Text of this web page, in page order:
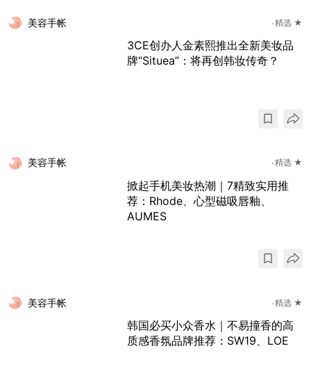
美容手帐 精选 ★
3CE创办人金素熙推出全新美妆品
牌“Situea”：将再创韩妆传奇？
美容手帐 精选 ★
掀起手机美妆热潮｜7精致实用推
荐：Rhode、心型磁吸唇釉、
AUMES
美容手帐 精选 ★
韩国必买小众香水｜不易撞香的高
质感香氛品牌推荐：SW19、LOE